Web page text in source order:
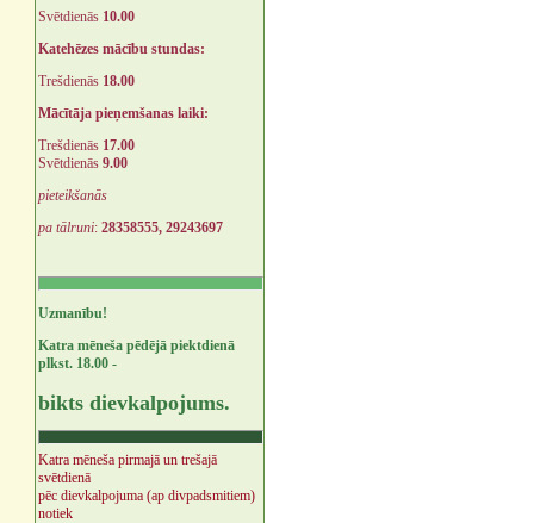
Svētdienās 10.00
Katehēzes mācību stundas:
Trešdienās 18.00
Mācītāja pieņemšanas laiki:
Trešdienās 17.00
Svētdienās 9.00
pieteikšanās
pa tālruni: 28358555, 29243697
Uzmanību!
Katra mēneša pēdējā piektdienā
plkst. 18.00 -
bikts dievkalpojums.
Katra mēneša pirmajā un trešajā
svētdienā
pēc dievkalpojuma (ap divpadsmitiem)
notiek